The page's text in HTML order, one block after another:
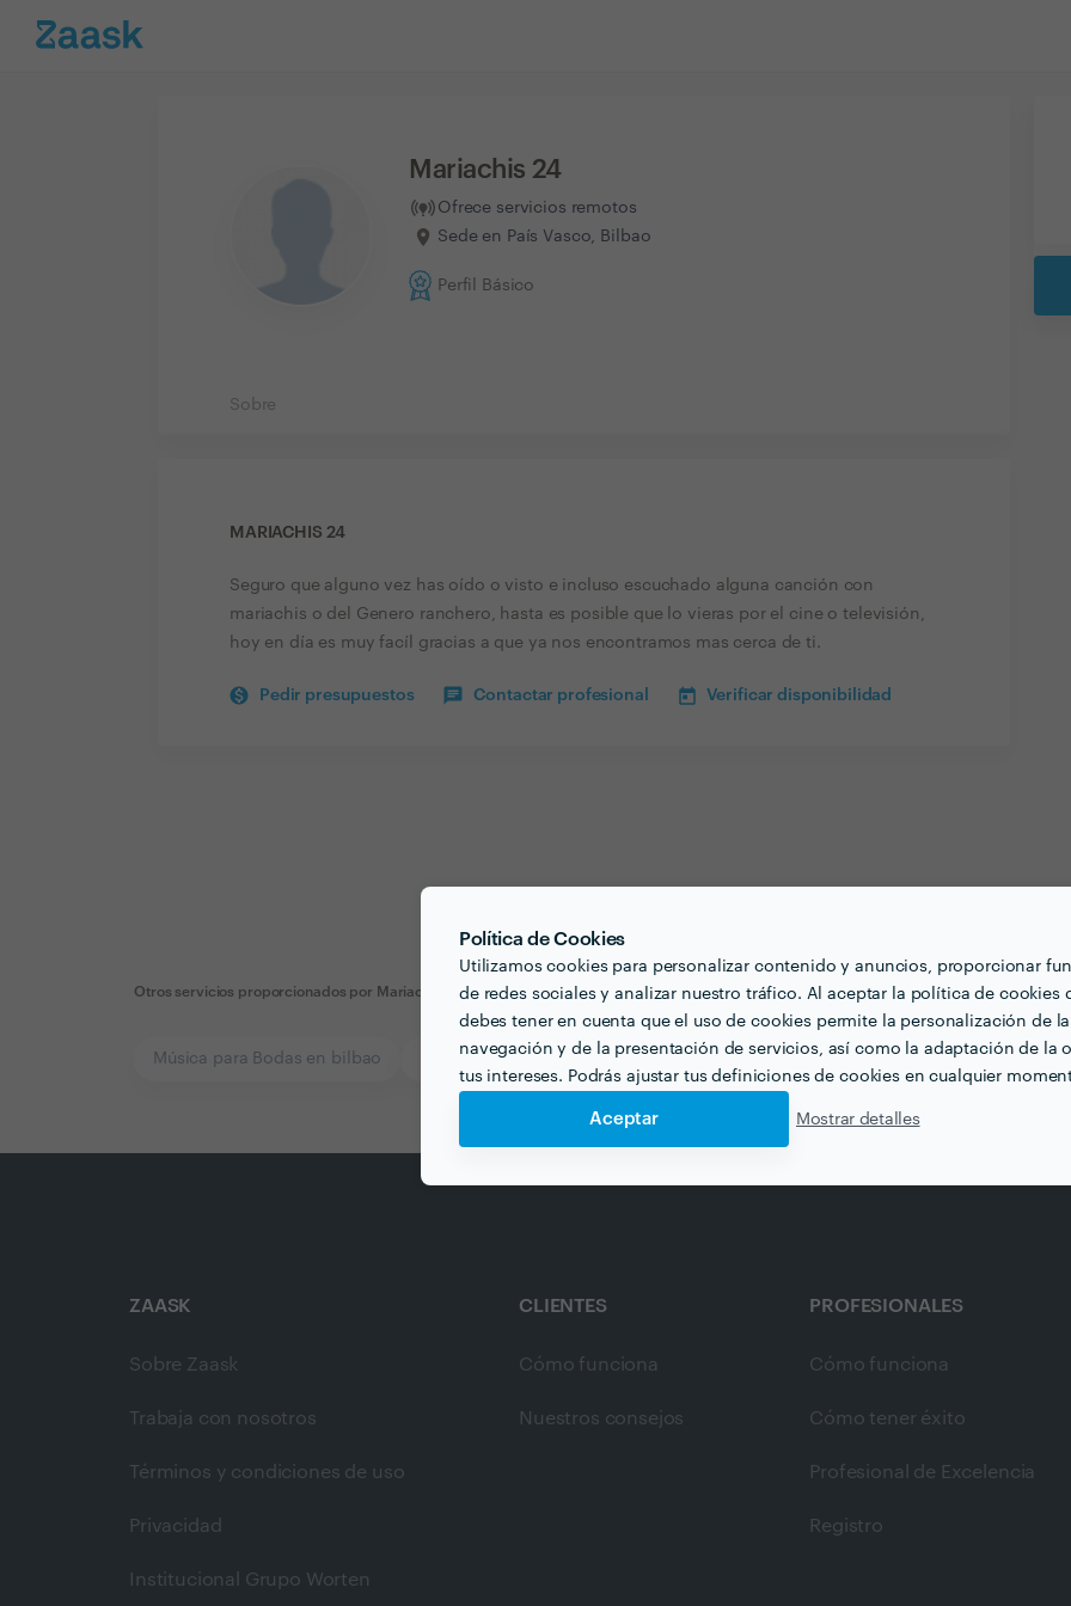
Política de Cookies
Utilizamos cookies para personalizar contenido y anuncios, proporcionar
de redes sociales y analizar nuestro tráfico. Al aceptar la política de cookies
debes tener en cuenta que el uso de cookies permite la personalización de la
navegación y de la presentación de servicios, así como la adaptación de la
tus intereses. Podrás ajustar tus definiciones de cookies en cualquier
Aceptar Mostrar detalles
Mariachis 24
Ofrece servicios remotos
Sede en País Vasco, Bilbao
Perfil Básico
Sobre
MARIACHIS 24
Seguro que alguno vez has oído o visto e incluso escuchado alguna canción con
mariachis o del Genero ranchero, hasta es posible que lo vieras por el cine o televisión,
hoy en día es muy facíl gracias a que ya nos encontramos mas cerca de ti.
Pedir presupuestos Contactar profesional Verificar disponibilidad
Otros servicios proporcionados por Mariachis 24
Música para Bodas en bilbao Karaoke en bilbao
ZAASK
Sobre Zaask
Trabaja con nosotros
Términos y condiciones de uso
Privacidad
Institucional Grupo Worten
CLIENTES
Cómo funciona
Nuestros consejos
PROFESIONALES
Cómo funciona
Cómo tener éxito
Profesional de Excelencia
Registro